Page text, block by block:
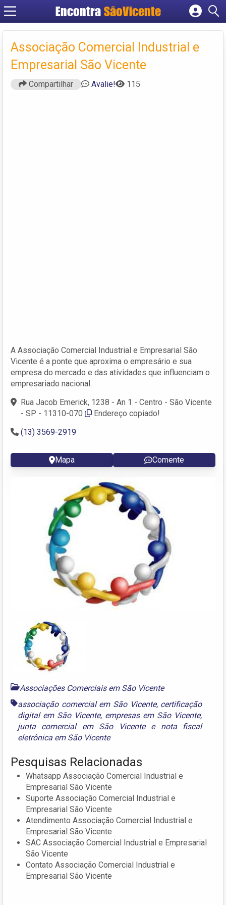
Encontra SãoVicente
Cadastrar empresa
Criar conta
Associação Comercial Industrial e
Empresarial São Vicente
Compartilhar Avalie! 115
A Associação Comercial Industrial e Empresarial São
Vicente é a ponte que aproxima o empresário e sua
empresa do mercado e das atividades que influenciam o
empresariado nacional.
Rua Jacob Emerick, 1238 - An 1 - Centro - São Vicente
- SP - 11310-070
Endereço copiado!
(13) 3569-2919
Mapa Comente
Associações Comerciais em São Vicente
associação comercial em São Vicente, certificação
digital em São Vicente, empresas em São Vicente,
junta comercial em São Vicentee nota fiscal
eletrônica em São Vicente
Pesquisas Relacionadas
Whatsapp Associação Comercial Industrial e
Empresarial São Vicente
Suporte Associação Comercial Industrial e
Empresarial São Vicente
Atendimento Associação Comercial Industrial e
Empresarial São Vicente
SAC Associação Comercial Industrial e Empresarial
São Vicente
Contato Associação Comercial Industrial e
Empresarial São Vicente